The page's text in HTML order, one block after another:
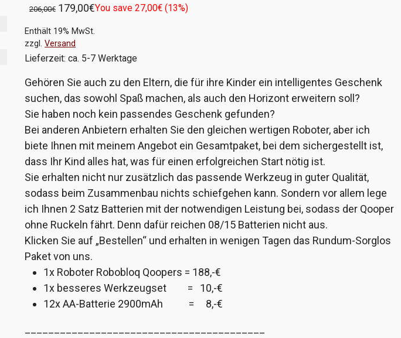
206,00€ 179,00€You save 27,00€ (13%)
Enthält 19% MwSt.
zzgl. Versand
Lieferzeit: ca. 5-7 Werktage
Gehören Sie auch zu den Eltern, die für ihre Kinder ein intelligentes Geschenk
suchen, das sowohl Spaß machen, als auch den Horizont erweitern soll?
Sie haben noch kein passendes Geschenk gefunden?
Bei anderen Anbietern erhalten Sie den gleichen wertigen Roboter, aber ich
biete Ihnen mit meinem Angebot ein Gesamtpaket, bei dem sichergestellt ist,
dass Ihr Kind alles hat, was für einen erfolgreichen Start nötig ist.
Sie erhalten nicht nur zusätzlich das passende Werkzeug in guter Qualität,
sodass beim Zusammenbau nichts schiefgehen kann. Sondern vor allem lege
ich Ihnen 2 Satz Batterien mit der notwendigen Leistung bei, sodass der Qooper
ohne Ruckeln fährt. Denn dafür reichen 08/15 Batterien nicht aus.
Klicken Sie auf „Bestellen“ und erhalten in wenigen Tagen das Rundum-Sorglos
Paket von uns.
1x Roboter Robobloq Qoopers = 188,-€
1x besseres Werkzeugset = 10,-€
12x AA-Batterie 2900mAh = 8,-€